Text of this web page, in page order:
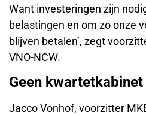
Want investeringen zijn
belastingen en om zo onze
blijven betalen’, zegt
VNO-NCW.
Geen kwartetkabinet
Jacco Vonhof, voorzitter